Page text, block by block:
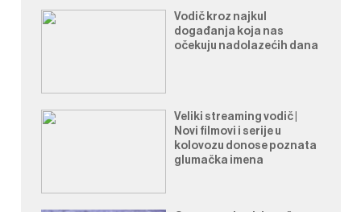
Vodič kroz najkul
događanja koja nas
očekuju nadolazećih dana
Veliki streaming vodič |
Novi filmovi i serije u
kolovozu donose poznata
glumačka imena